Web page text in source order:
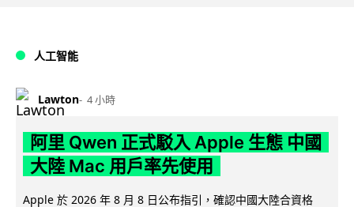
人工智能
Lawton 4 小時
阿里 Qwen 正式駁入 Apple 生態 中國
大陸 Mac 用戶率先使用
Apple 於 2026 年 8 月 8 日公布指引，確認中國大陸合資格